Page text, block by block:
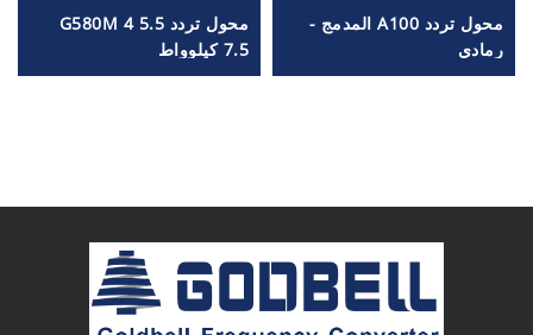
محول تردد A100 المدمج -
رمادي
محول تردد G580M 4 5.5
7.5 كيلوواط